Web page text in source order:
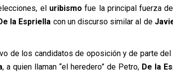
el uribismo fue la principal fuerza
la Espriella con un discurso similar al de
de los candidatos de oposición y de parte
, a quien llaman “el heredero” de Petro, De la